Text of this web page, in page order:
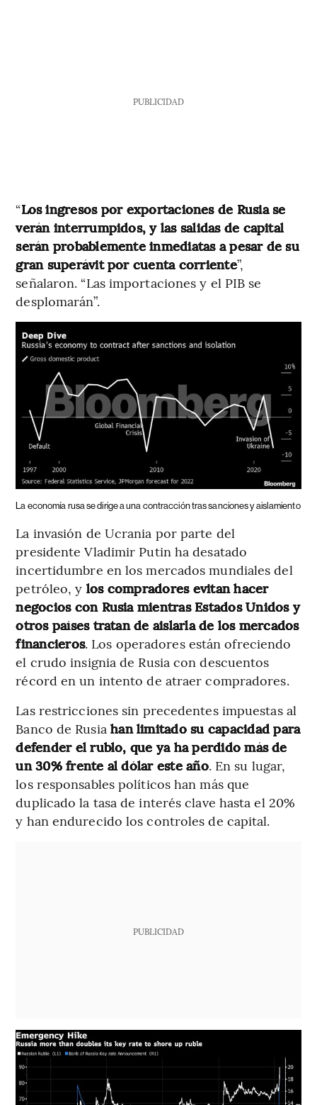
PUBLICIDAD
“Los ingresos por exportaciones de Rusia se
verán interrumpidos, y las salidas de capital
serán probablemente inmediatas a pesar de su
gran superávit por cuenta corriente”,
señalaron. “Las importaciones y el PIB se
desplomarán”.
La economía rusa se dirige a una contracción tras sanciones y aislamiento
La invasión de Ucrania por parte del
presidente Vladimir Putin ha desatado
incertidumbre en los mercados mundiales del
petróleo, y los compradores evitan hacer
negocios con Rusia mientras Estados Unidos y
otros países tratan de aislarla de los mercados
financieros. Los operadores están ofreciendo
el crudo insignia de Rusia con descuentos
récord en un intento de atraer compradores.
Las restricciones sin precedentes impuestas al
Banco de Rusia han limitado su capacidad para
defender el rublo, que ya ha perdido más de
un 30% frente al dólar este año. En su lugar,
los responsables políticos han más que
duplicado la tasa de interés clave hasta el 20%
y han endurecido los controles de capital.
PUBLICIDAD